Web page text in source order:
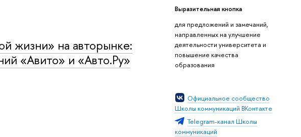
Выразительная кнопка
для предложений и замечаний,
направленных на улучшение
деятельности университета и
повышение качества
образования
Официальное сообщество
Школы коммуникаций ВКонтакте
Telegram-канал Школы
коммуникаций
жизни» на авторынке:
«Авито» и «Авто.Ру»